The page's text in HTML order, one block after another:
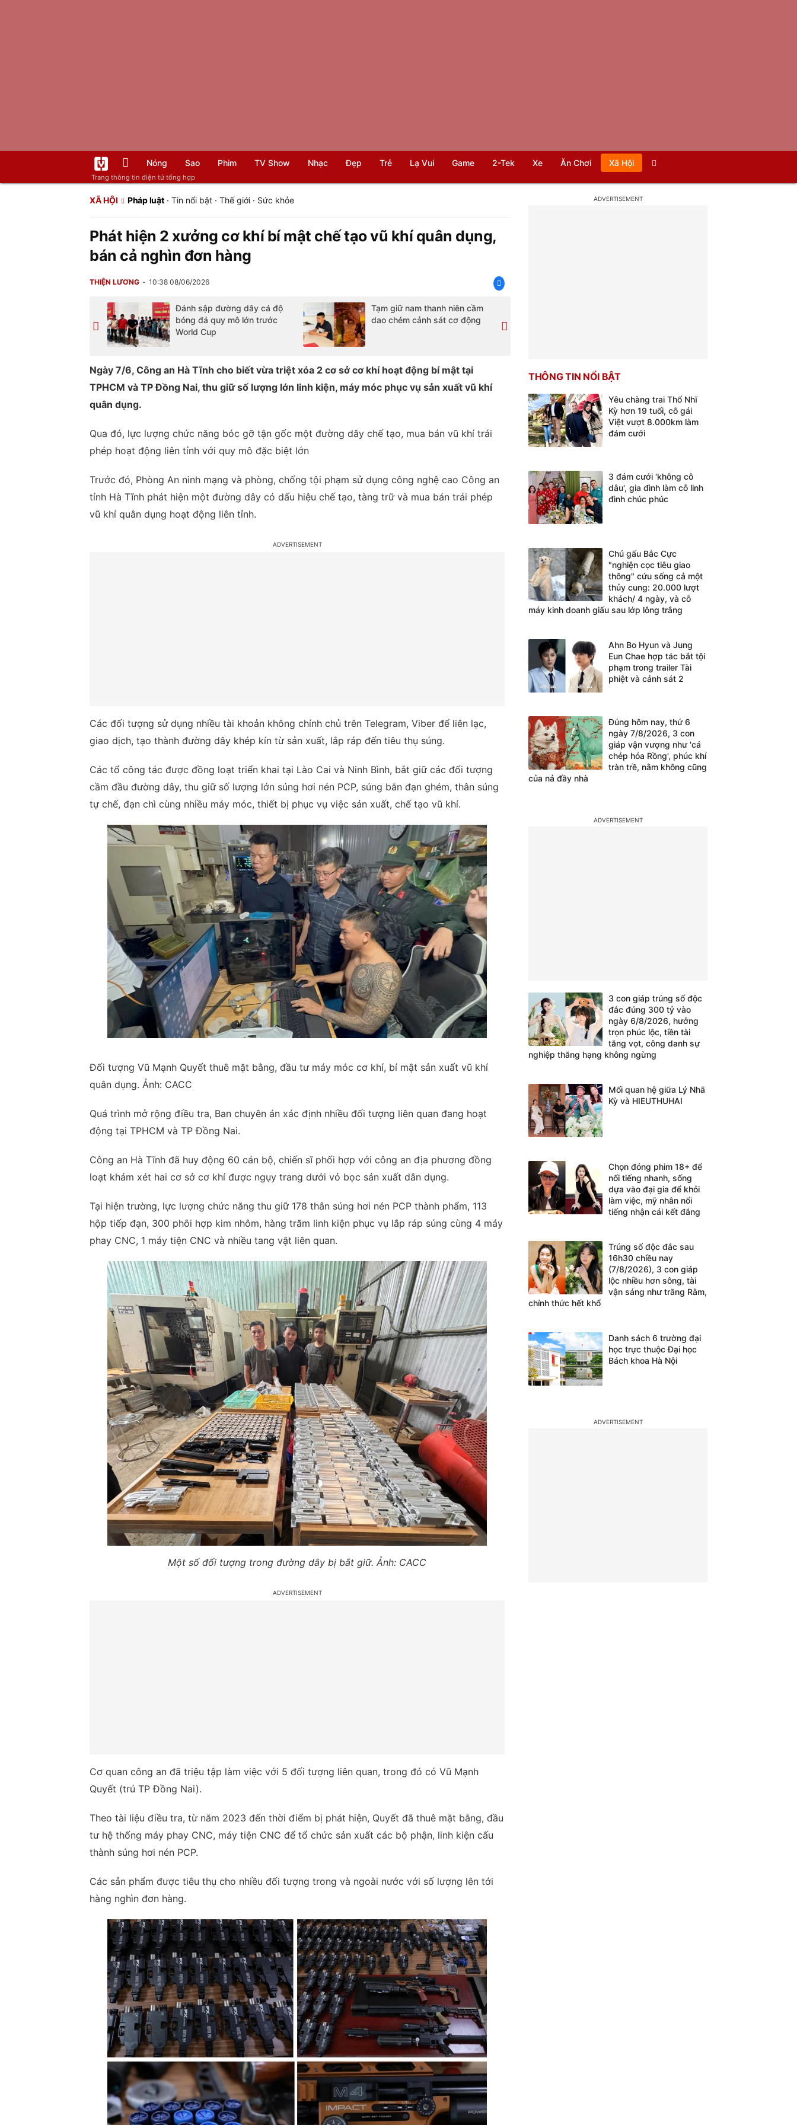
Trang thông tin điện tử tổng hợp
Nóng Sao Phim TV Show Nhạc Đẹp Trẻ Lạ Vui Game 2-Tek Xe Ăn Chơi Xã Hội
XÃ HỘI Pháp luật ·Tin nổi bật ·Thế giới · Sức khỏe
Phát hiện 2 xưởng cơ khí bí mật chế tạo vũ khí quân dụng,
bán cả nghìn đơn hàng
THIỆN LƯƠNG 10:38 08/06/2026
Đánh sập đường dây cá độ
bóng đá quy mô lớn trước
World Cup
Tạm giữ nam thanh niên cầm
dao chém cảnh sát cơ động
Ngày 7/6, Công an Hà Tĩnh cho biết vừa triệt xóa 2 cơ sở cơ khí hoạt động bí mật tại
TPHCM và TP Đồng Nai, thu giữ số lượng lớn linh kiện, máy móc phục vụ sản xuất vũ khí
quân dụng.
Qua đó, lực lượng chức năng bóc gỡ tận gốc một đường dây chế tạo, mua bán vũ khí trái
phép hoạt động liên tỉnh với quy mô đặc biệt lớn
Trước đó, Phòng An ninh mạng và phòng, chống tội phạm sử dụng công nghệ cao Công an
tỉnh Hà Tĩnh phát hiện một đường dây có dấu hiệu chế tạo, tàng trữ và mua bán trái phép
vũ khí quân dụng hoạt động liên tỉnh.
Các đối tượng sử dụng nhiều tài khoản không chính chủ trên Telegram, Viber để liên lạc,
giao dịch, tạo thành đường dây khép kín từ sản xuất, lắp ráp đến tiêu thụ súng.
Các tổ công tác được đồng loạt triển khai tại Lào Cai và Ninh Bình, bắt giữ các đối tượng
cầm đầu đường dây, thu giữ số lượng lớn súng hơi nén PCP, súng bắn đạn ghém, thân súng
tự chế, đạn chì cùng nhiều máy móc, thiết bị phục vụ việc sản xuất, chế tạo vũ khí.
Đối tượng Vũ Mạnh Quyết thuê mặt bằng, đầu tư máy móc cơ khí, bí mật sản xuất vũ khí
quân dụng. Ảnh: CACC
Quá trình mở rộng điều tra, Ban chuyên án xác định nhiều đối tượng liên quan đang hoạt
động tại TPHCM và TP Đồng Nai.
Công an Hà Tĩnh đã huy động 60 cán bộ, chiến sĩ phối hợp với công an địa phương đồng
loạt khám xét hai cơ sở cơ khí được ngụy trang dưới vỏ bọc sản xuất dân dụng.
Tại hiện trường, lực lượng chức năng thu giữ 178 thân súng hơi nén PCP thành phẩm, 113
hộp tiếp đạn, 300 phôi hợp kim nhôm, hàng trăm linh kiện phục vụ lắp ráp súng cùng 4 máy
phay CNC, 1 máy tiện CNC và nhiều tang vật liên quan.
Một số đối tượng trong đường dây bị bắt giữ. Ảnh: CACC
Cơ quan công an đã triệu tập làm việc với 5 đối tượng liên quan, trong đó có Vũ Mạnh
Quyết (trú TP Đồng Nai).
Theo tài liệu điều tra, từ năm 2023 đến thời điểm bị phát hiện, Quyết đã thuê mặt bằng, đầu
tư hệ thống máy phay CNC, máy tiện CNC để tổ chức sản xuất các bộ phận, linh kiện cấu
thành súng hơi nén PCP.
Các sản phẩm được tiêu thụ cho nhiều đối tượng trong và ngoài nước với số lượng lên tới
hàng nghìn đơn hàng.
THÔNG TIN NỔI BẬT
Yêu chàng trai Thổ Nhĩ
Kỳ hơn 19 tuổi, cô gái
Việt vượt 8.000km làm
đám cưới
3 đám cưới 'không cô
dâu', gia đình làm cỗ linh
đình chúc phúc
Chú gấu Bắc Cực
"nghiện cọc tiêu giao
thông" cứu sống cả một
thủy cung: 20.000 lượt
khách/ 4 ngày, và cỗ
máy kinh doanh giấu sau lớp lông trắng
Ahn Bo Hyun và Jung
Eun Chae hợp tác bắt tội
phạm trong trailer Tài
phiệt và cảnh sát 2
Đúng hôm nay, thứ 6
ngày 7/8/2026, 3 con
giáp vận vượng như 'cá
chép hóa Rồng', phúc khí
tràn trề, nằm không cũng
của nả đầy nhà
3 con giáp trúng số độc
đắc đúng 300 tỷ vào
ngày 6/8/2026, hưởng
trọn phúc lộc, tiền tài
tăng vọt, công danh sự
nghiệp thăng hạng không ngừng
Mối quan hệ giữa Lý Nhã
Kỳ và HIEUTHUHAI
Chọn đóng phim 18+ để
nổi tiếng nhanh, sống
dựa vào đại gia để khỏi
làm việc, mỹ nhân nổi
tiếng nhận cái kết đắng
Trúng số độc đắc sau
16h30 chiều nay
(7/8/2026), 3 con giáp
lộc nhiều hơn sông, tài
vận sáng như trăng Rằm,
chính thức hết khổ
Danh sách 6 trường đại
học trực thuộc Đại học
Bách khoa Hà Nội